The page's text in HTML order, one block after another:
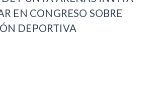
EN CONGRESO SOBRE
DEPORTIVA